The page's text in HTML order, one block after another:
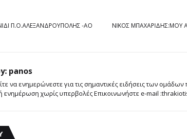
ΝΙΚΟΣ ΜΠΑΧΑΡΙΔΗΣ:ΜΟΥ
Π.Ο.ΑΛΕΞΑΝΔΡΟΥΠΟΛΗΣ -ΑΟ
panos
να ενημερώνεστε για τις σημαντικές ειδήσεις των
ενημέρωση χωρίς υπερβολές Επικοινωνήστε e-mail